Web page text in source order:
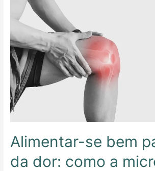
Alimentar-se bem
da dor: como a